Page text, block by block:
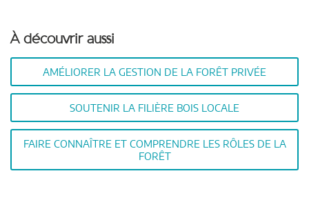
À découvrir aussi
AMÉLIORER LA GESTION DE LA FORÊT PRIVÉE
SOUTENIR LA FILIÈRE BOIS LOCALE
FAIRE CONNAÎTRE ET COMPRENDRE LES RÔLES DE LA
FORÊT